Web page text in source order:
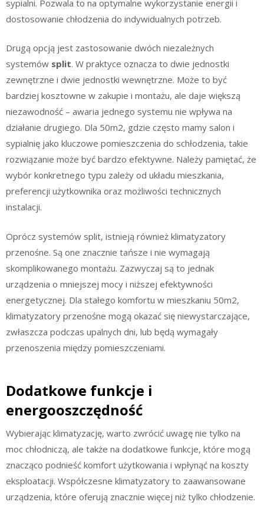
sypialni. Pozwala to na optymalne wykorzystanie energii i
dostosowanie chłodzenia do indywidualnych potrzeb.
Drugą opcją jest zastosowanie dwóch niezależnych
systemów split. W praktyce oznacza to dwie jednostki
zewnętrzne i dwie jednostki wewnętrzne. Może to być
bardziej kosztowne w zakupie i montażu, ale daje większą
niezawodność – awaria jednego systemu nie wpływa na
działanie drugiego. Dla 50m2, gdzie często mamy salon i
sypialnię jako kluczowe pomieszczenia do schłodzenia, takie
rozwiązanie może być bardzo efektywne. Należy pamiętać, że
wybór konkretnego typu zależy od układu mieszkania,
preferencji użytkownika oraz możliwości technicznych
instalacji.
Oprócz systemów split, istnieją również klimatyzatory
przenośne. Są one znacznie tańsze i nie wymagają
skomplikowanego montażu. Zazwyczaj są to jednak
urządzenia o mniejszej mocy i niższej efektywności
energetycznej. Dla stałego komfortu w mieszkaniu 50m2,
klimatyzatory przenośne mogą okazać się niewystarczające,
zwłaszcza podczas upalnych dni, lub będą wymagały
przenoszenia między pomieszczeniami.
Dodatkowe funkcje i
energooszczędność
Wybierając klimatyzację, warto zwrócić uwagę nie tylko na
moc chłodniczą, ale także na dodatkowe funkcje, które mogą
znacząco podnieść komfort użytkowania i wpłynąć na koszty
eksploatacji. Współczesne klimatyzatory to zaawansowane
urządzenia, które oferują znacznie więcej niż tylko chłodzenie.